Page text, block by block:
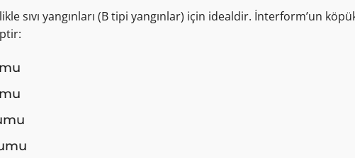
sıvı yangınları (B tipi yangınlar) için idealdir. İnterform’un